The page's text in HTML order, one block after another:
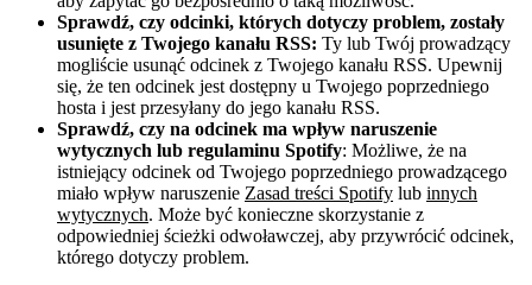
Sprawdź, czy odcinki, których dotyczy problem, zostały
usunięte z Twojego kanału RSS: Ty lub Twój prowadzący
mogliście usunąć odcinek z Twojego kanału RSS. Upewnij
się, że ten odcinek jest dostępny u Twojego poprzedniego
hosta i jest przesyłany do jego kanału RSS.
Sprawdź, czy na odcinek ma wpływ naruszenie
wytycznych lub regulaminu Spotify: Możliwe, że na
istniejący odcinek od Twojego poprzedniego prowadzącego
miało wpływ naruszenie Zasad treści Spotify lub innych
wytycznych. Może być konieczne skorzystanie z
odpowiedniej ścieżki odwoławczej, aby przywrócić odcinek,
którego dotyczy problem.